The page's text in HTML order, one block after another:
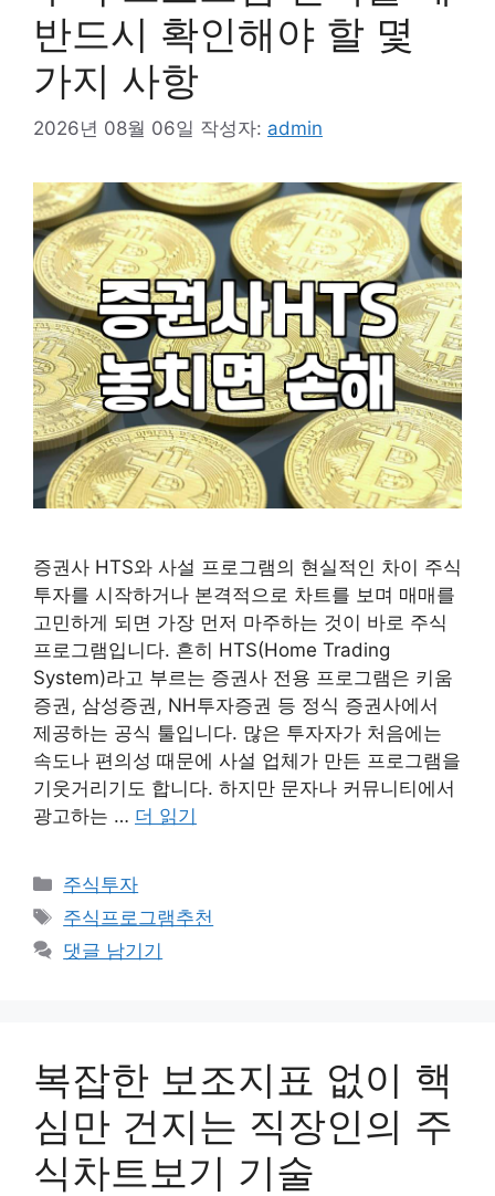
반드시 확인해야 할 몇
가지 사항
2026년 08월 06일 작성자: admin
증권사 HTS와 사설 프로그램의 현실적인 차이 주식
투자를 시작하거나 본격적으로 차트를 보며 매매를
고민하게 되면 가장 먼저 마주하는 것이 바로 주식
프로그램입니다. 흔히 HTS(Home Trading
System)라고 부르는 증권사 전용 프로그램은 키움
증권, 삼성증권, NH투자증권 등 정식 증권사에서
제공하는 공식 툴입니다. 많은 투자자가 처음에는
속도나 편의성 때문에 사설 업체가 만든 프로그램을
기웃거리기도 합니다. 하지만 문자나 커뮤니티에서
광고하는 … 더 읽기
카
테
고
리
주식투자
태
그
주식프로그램추천
댓글 남기기
복잡한 보조지표 없이 핵
심만 건지는 직장인의 주
식차트보기 기술